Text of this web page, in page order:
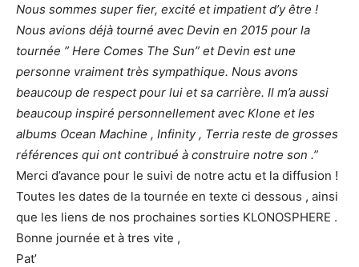
Nous sommes super fier, excité et impatient d’y être !
Nous avions déjà tourné avec Devin en 2015 pour la
tournée ” Here Comes The Sun” et Devin est une
personne vraiment très sympathique. Nous avons
beaucoup de respect pour lui et sa carrière. Il m’a aussi
beaucoup inspiré personnellement avec Klone et les
albums Ocean Machine , Infinity , Terria reste de grosses
références qui ont contribué à construire notre son .”
Merci d’avance pour le suivi de notre actu et la diffusion !
Toutes les dates de la tournée en texte ci dessous , ainsi
que les liens de nos prochaines sorties KLONOSPHERE .
Bonne journée et à tres vite ,
Pat’